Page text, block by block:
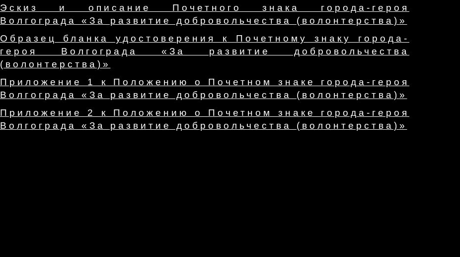
Эскиз и описание Почетного знака города-героя
Волгограда «За развитие добровольчества (волонтерства)»
Образец бланка удостоверения к Почетному знаку города-
героя Волгограда «За развитие добровольчества
(волонтерства)»
Приложение 1 к Положению о Почетном знаке города-героя
Волгограда «За развитие добровольчества (волонтерства)»
Приложение 2 к Положению о Почетном знаке города-героя
Волгограда «За развитие добровольчества (волонтерства)»